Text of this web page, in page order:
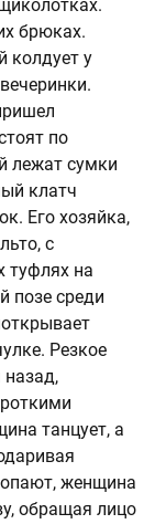
брюках.
колдует у
по
лежат сумки
клатч
Его хозяйка,
с
туфлях на
позе среди
Резкое
танцует, а
женщина
обращая лицо